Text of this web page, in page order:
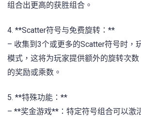
组合出更高的获胜组合。
4. **Scatter符号与免费旋转：**
– 收集到3个或更多的Scatter符号时，
模式，这将为玩家提供额外的旋转次
的奖励或乘数。
5. **特殊功能：**
– **奖金游戏**：特定符号组合可以激